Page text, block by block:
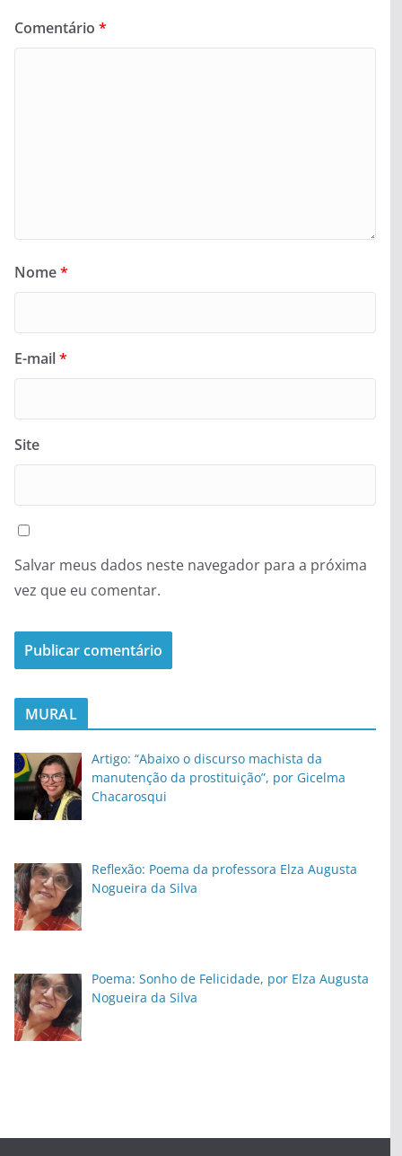
Comentário *
Nome*
E-mail*
Site
Salvar meus dados neste navegador para a próxima
vez que eu comentar.
MURAL
Artigo: “Abaixo o discurso machista da
manutenção da prostituição”, por Gicelma
Chacarosqui
Reflexão: Poema da professora Elza Augusta
Nogueira da Silva
Poema: Sonho de Felicidade, por Elza Augusta
Nogueira da Silva